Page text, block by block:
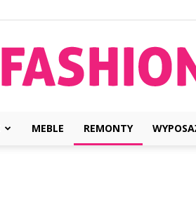
MEBLE REMONTY